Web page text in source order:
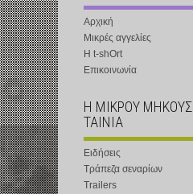
Αρχική
Μικρές αγγελίες
Η t-shOrt
Επικοινωνία
Η ΜΙΚΡΟΥ ΜΗΚΟΥΣ
ΤΑΙΝΙΑ
Ειδήσεις
Τράπεζα σεναρίων
Trailers